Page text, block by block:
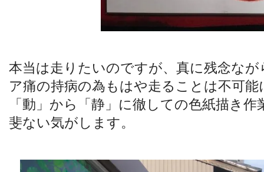
本当は走りたいのですが、真に残念な
ア痛の持病の為もはや走ることは不可
「動」から「静」に徹しての色紙描き
斐ない気がします。